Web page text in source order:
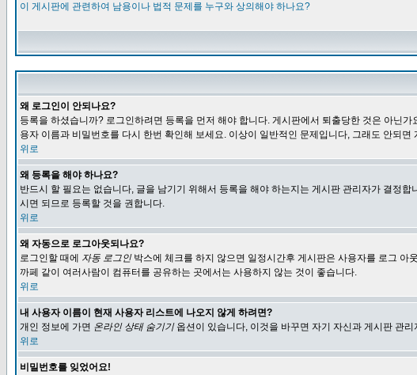
이 게시판에 관련하여 남용이나 법적 문제를 누구와 상의해야 하나요?
왜 로그인이 안되나요?
등록을 하셨습니까? 로그인하려면 등록을 먼저 해야 합니다. 게시판에서 퇴출당한 것은 아닌
용자 이름과 비밀번호를 다시 한번 확인해 보세요. 이상이 일반적인 문제입니다, 그래도 안되
위로
왜 등록을 해야 하나요?
반드시 할 필요는 없습니다, 글을 남기기 위해서 등록을 해야 하는지는 게시판 관리자가 결정
시면 되므로 등록할 것을 권합니다.
위로
왜 자동으로 로그아웃되나요?
로그인할 때에 자동 로그인박스에 체크를 하지 않으면 일정시간후 게시판은 사용자를 로그 아
까페 같이 여러사람이 컴퓨터를 공유하는 곳에서는 사용하지 않는 것이 좋습니다.
위로
내 사용자 이름이 현재 사용자 리스트에 나오지 않게 하려면?
개인 정보에 가면 온라인 상태 숨기기옵션이 있습니다, 이것을 바꾸면 자기 자신과 게시판 관
위로
비밀번호를 잊었어요!